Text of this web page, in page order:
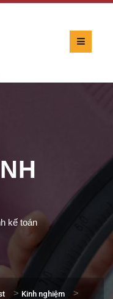
kế toán
> Kinh nghiệm >